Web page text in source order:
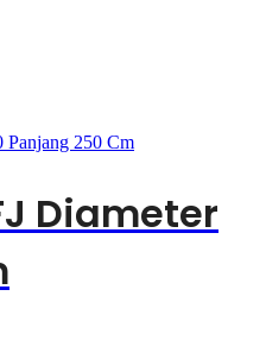
Diameter